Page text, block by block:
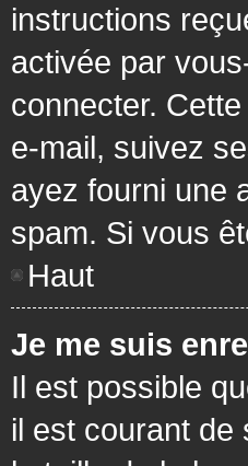
instructions
activée par
connecter.
e-mail, suivez
ayez fourni une
spam. Si vous
Haut
Je me suis
Il est possible
il est courant de